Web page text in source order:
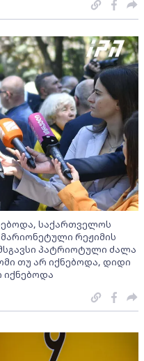
საქართველოს
რეჟიმის
პატრიოტული ძალა
თუ არ იქნებოდა, დიდი
იქნებოდა